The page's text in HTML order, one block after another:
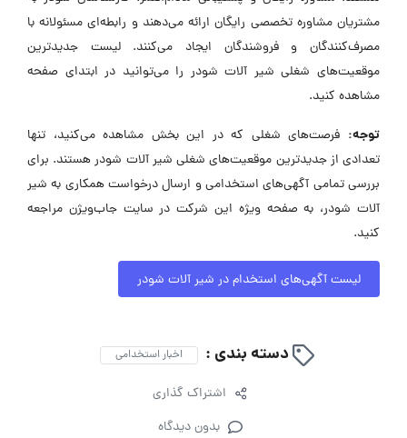
مشتریان مشاوره تخصصی رایگان ارائه می‌دهند و رابطه‌ای مسئولانه با
مصرف‌کنندگان و فروشندگان ایجاد می‌کنند. لیست جدیدترین
موقعیت‌های شغلی شیر آلات شودر را می‌توانید در ابتدای صفحه
مشاهده کنید.
توجه: فرصت‌های شغلی که در این بخش مشاهده می‌کنید، تنها
تعدادی از جدیدترین موقعیت‌های شغلی شیر آلات شودر هستند. برای
بررسی تمامی آگهی‌های استخدامی و ارسال درخواست همکاری به شیر
آلات شودر، به صفحه ویژه این شرکت در سایت جاب‌ویژن مراجعه
کنید.
لیست آگهی‌های استخدام در شیر آلات شودر
دسته بندی : اخبار استخدامی
اشتراک گذاری
بدون دیدگاه